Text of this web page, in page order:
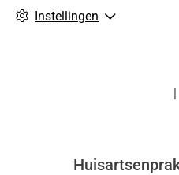
Instellingen